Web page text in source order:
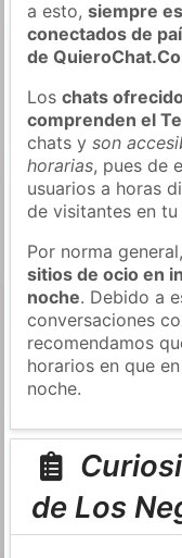
a esto,siempre
conectados de
de
Loschats
comprenden el
chats yson
horarias, pues de
usuarios a horas
de visitantes en tu
Por norma general,
sitios de ocio en
noche. Debido a
conversaciones
recomendamos
horarios en que
noche.
de Los